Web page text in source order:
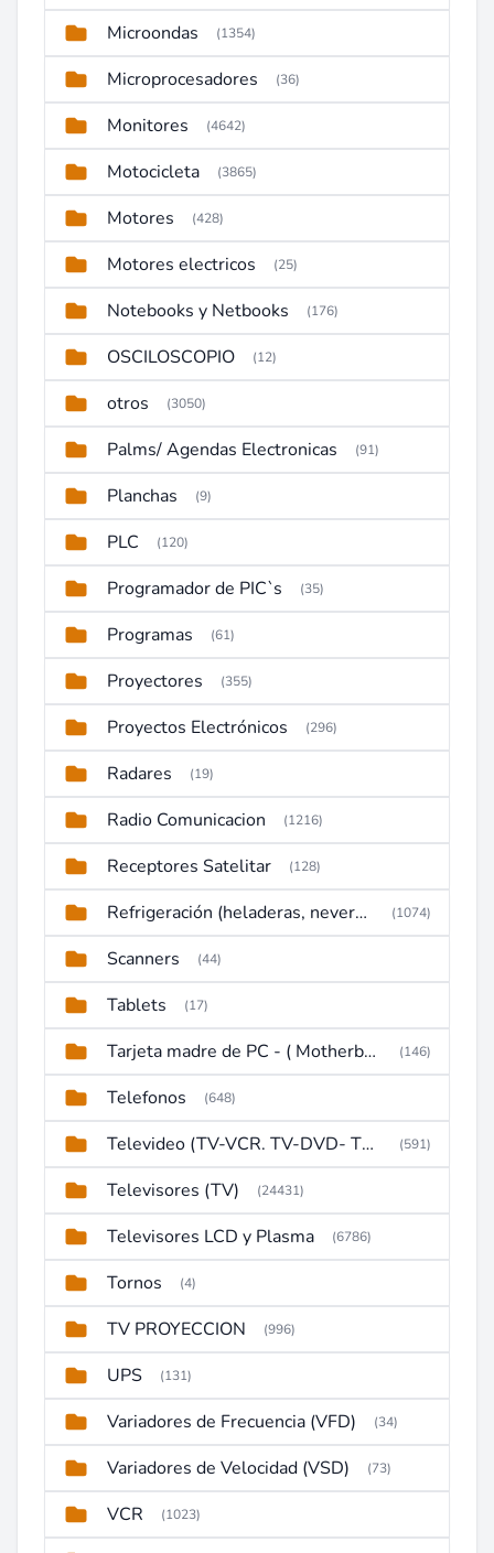
Microondas (1354)
Microprocesadores (36)
Monitores (4642)
Motocicleta (3865)
Motores (428)
Motores electricos (25)
Notebooks y Netbooks (176)
OSCILOSCOPIO (12)
otros (3050)
Palms/ Agendas Electronicas (91)
Planchas (9)
PLC (120)
Programador de PIC`s (35)
Programas (61)
Proyectores (355)
Proyectos Electrónicos (296)
Radares (19)
Radio Comunicacion (1216)
Receptores Satelitar (128)
Refrigeración (heladeras, neveras, congeladores) (1074)
Scanners (44)
Tablets (17)
Tarjeta madre de PC - ( Motherboard ) (146)
Telefonos (648)
Televideo (TV-VCR. TV-DVD- TV-DVD-VCR) (591)
Televisores (TV) (24431)
Televisores LCD y Plasma (6786)
Tornos (4)
TV PROYECCION (996)
UPS (131)
Variadores de Frecuencia (VFD) (34)
Variadores de Velocidad (VSD) (73)
VCR (1023)